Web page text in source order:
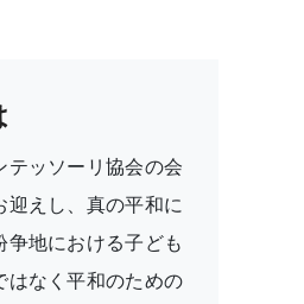
テッソーリ協会の会
えし、真の平和に
地における子ども
はなく平和のための